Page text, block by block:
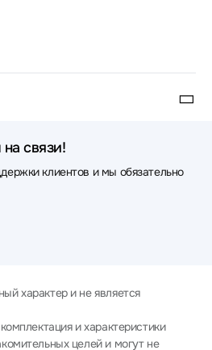
связи!
клиентов и мы обязательно
характер и не является
и характеристики
целей и могут не